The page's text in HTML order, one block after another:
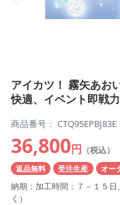
アイカツ！ 霧矢あお
快適、イベント即戦力
商品番号： CTQ95EPBJ83E
36,800円 （税込）
返品無料 受注生産 オー
納期：加工時間：７－１５
く）